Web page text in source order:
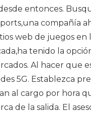
entonces.
compañía
web de juegos en
tenido la
Al hacer que
5G. Establezca
al cargo por hora
de la salida. El